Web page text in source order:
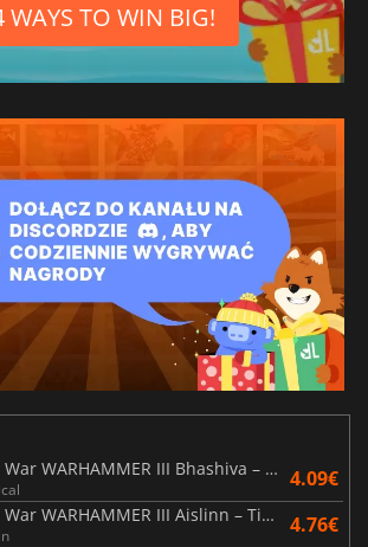
WAYS TO WIN BIG!
Total War WARHAMMER III Bhashiva – Character Pack 4.09€
Total War WARHAMMER III Aislinn – Tides of Torment 4.76€